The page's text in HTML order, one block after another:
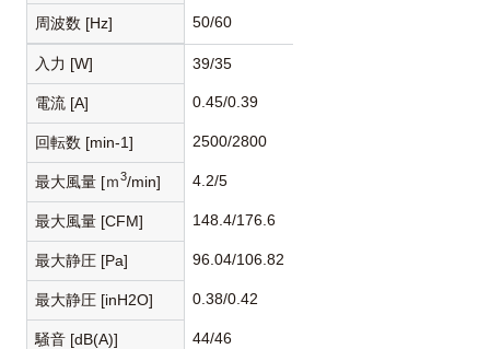
周波数 [Hz] 50/60
入力 [W] 39/35
電流 [A] 0.45/0.39
回転数 [min-1] 2500/2800
最大風量 [ｍ3/min] 4.2/5
最大風量 [CFM] 148.4/176.6
最大静圧 [Pa] 96.04/106.82
最大静圧 [inH2O] 0.38/0.42
騒音 [dB(A)] 44/46